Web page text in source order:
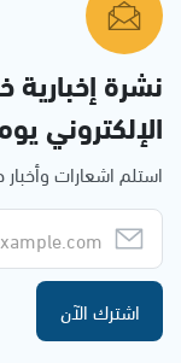
نشرة
الإلكتروني
استلم اشعارات
اشترك الآن